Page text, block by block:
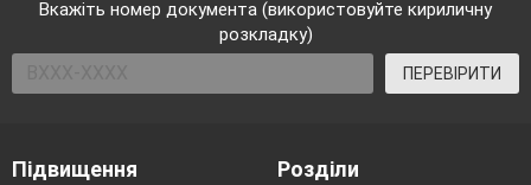
Вкажіть номер документа (використовуйте кириличну
розкладку)
ПЕРЕВІРИТИ
Підвищення
Розділи